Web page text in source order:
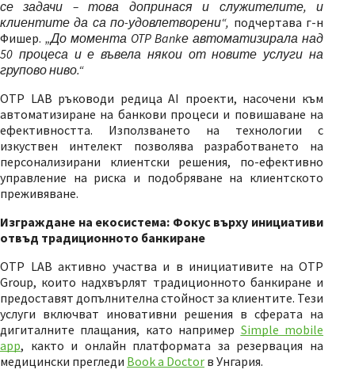
се задачи – това допринася и служителите, и
клиентите да са по-удовлетворени“, подчертава г-н
Фишер. „До момента OTPBankе автоматизирала над
50 процеса и е въвела някои от новите услуги на
групово ниво.“
OTP LAB ръководи редица AI проекти, насочени към
автоматизиране на банкови процеси и повишаване на
ефективността. Използването на технологии с
изкуствен интелект позволява разработването на
персонализирани клиентски решения, по-ефективно
управление на риска и подобряване на клиентското
преживяване.
Изграждане на екосистема: Фокус върху инициативи
отвъд традиционното банкиране
OTP LAB активно участва и в инициативите на OTP
Group, които надхвърлят традиционното банкиране и
предоставят допълнителна стойност за клиентите. Тези
услуги включват иновативни решения в сферата на
дигиталните плащания, като например Simple mobile
app, както и онлайн платформата за резервация на
медицински прегледи Book a Doctor в Унгария.